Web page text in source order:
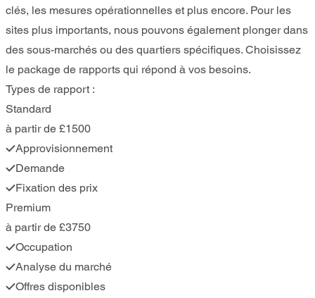
clés, les mesures opérationnelles et plus encore. Pour les
sites plus importants, nous pouvons également plonger dans
des sous-marchés ou des quartiers spécifiques. Choisissez
le package de rapports qui répond à vos besoins.
Types de rapport :
Standard
à partir de £1500
Approvisionnement
Demande
Fixation des prix
Premium
à partir de £3750
Occupation
Analyse du marché
Offres disponibles